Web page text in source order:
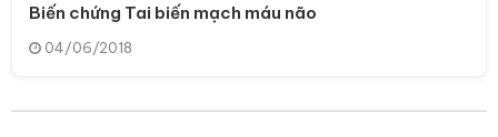
Biến chứng Tai biến mạch máu não
04/06/2018